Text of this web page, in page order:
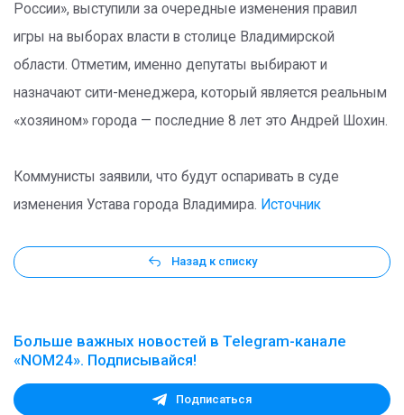
России», выступили за очередные изменения правил
игры на выборах власти в столице Владимирской
области. Отметим, именно депутаты выбирают и
назначают сити-менеджера, который является реальным
«хозяином» города — последние 8 лет это Андрей Шохин.
Коммунисты заявили, что будут оспаривать в суде
изменения Устава города Владимира. Источник
Назад к списку
Больше важных новостей в Telegram-канале
«NOM24». Подписывайся!
Подписаться